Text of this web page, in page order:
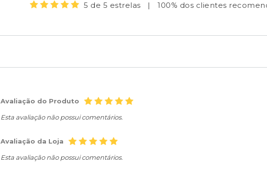
5 de 5 estrelas
| 100% dos clientes
Avaliação do Produto
Esta avaliação não possui comentários.
Avaliação da Loja
Esta avaliação não possui comentários.